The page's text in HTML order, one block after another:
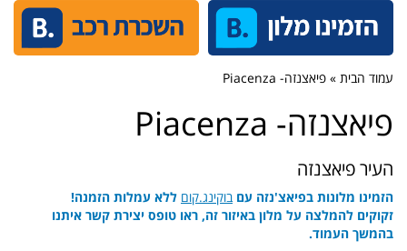
עמוד הבית » פיאצנזה- Piacenza
פיאצנזה- Piacenza
העיר פיאצנזה
הזמינו מלונות בפיאצ'נזה עםבוקינג.קום ללא עמלות הזמנה!
זקוקים להמלצה על מלון באיזור זה, ראו טופס יצירת קשר איתנו
בהמשך העמוד.